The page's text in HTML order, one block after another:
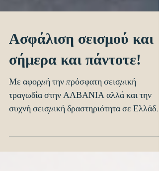
Ασφάλιση σεισμού και
σήμερα και πάντοτε!
Με αφορμή την πρόσφατη σεισμική
συχνή σεισμική δραστηριότητα σε Ελλάδα
και παγκοσμίως, το Master Group...